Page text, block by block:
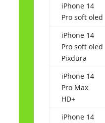
iPhone 14
Pro soft oled
iPhone 14
Pro soft oled
Pixdura
iPhone 14
Pro Max
HD+
iPhone 14